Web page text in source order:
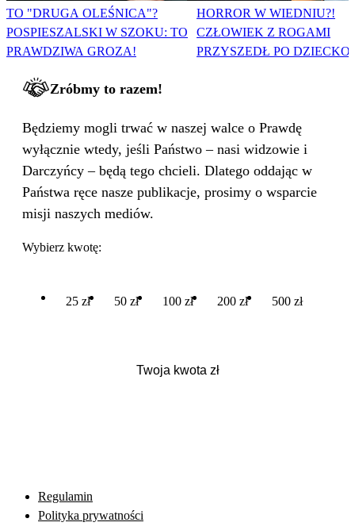
TO "DRUGA OLEŚNICA"?
POSPIESZALSKI W SZOKU: TO
PRAWDZIWA GROZA!
HORROR W WIEDNIU?!
CZŁOWIEK Z ROGAMI
PRZYSZEDŁ PO DZIECKO
Zróbmy to razem!
Będziemy mogli trwać w naszej walce o Prawdę
wyłącznie wtedy, jeśli Państwo – nasi widzowie i
Darczyńcy – będą tego chcieli. Dlatego oddając w
Państwa ręce nasze publikacje, prosimy o wsparcie
misji naszych mediów.
Wybierz kwotę:
25 zł 50 zł 100 zł 200 zł 500 zł
Regulamin
Polityka prywatności